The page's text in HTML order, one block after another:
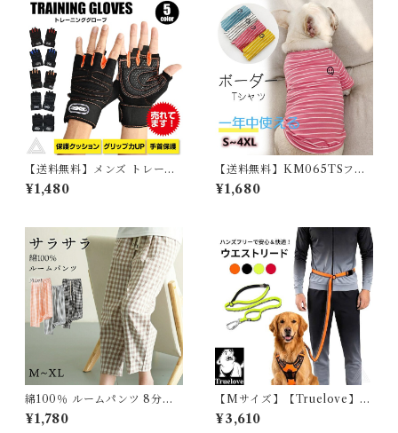
【送料無料】メンズ トレーニ
ンググローブ 筋トレ 用 グロー
ブ 手袋 ダンベル ボディパンプ
グリップ力 手首保護 バーベル
ウェイトリフティング ブラッ
ク 黒 アウトドア フィッシング
サイクリング G030
¥1,480
【送料無料】KM065TSフレ
ブル服 中型犬 半袖Tシャツ
犬 いぬ 服 ドックウェア
¥1,680
綿100％ ルームパンツ 8分丈
チェック柄 パジャマ 快適 部屋
着 ポケット付き 八分丈 ルーム
¥1,780
【Mサイズ】【Truelove】
犬 リード マルチハンドル伸縮
リード 腰巻き ハンズフリー 耐
¥3,610